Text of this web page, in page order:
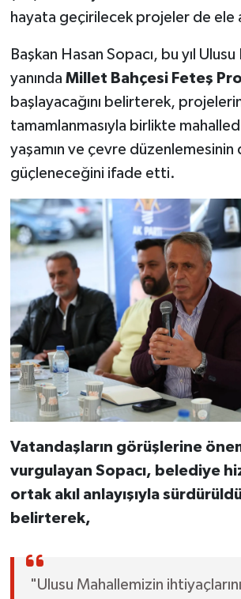
hayata geçirilecek projeler de ele
Başkan Hasan Sopacı, bu yıl
yanında Millet Bahçesi Feteş
başlayacağını belirterek,
tamamlanmasıyla birlikte
yaşamın ve çevre düzenlemesinin
güçleneceğini ifade etti.
Vatandaşların görüşlerine
vurgulayan Sopacı, belediye
ortak akıl anlayışıyla
belirterek,
"Ulusu Mahallemizin ihtiyaçlarını